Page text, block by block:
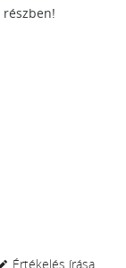
részben!
Értékelés írása